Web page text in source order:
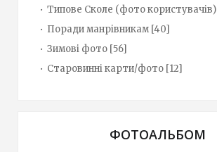
Типове Сколе (фото користувачів)
Поради манрівникам [40]
Зимові фото [56]
Старовинні карти/фото [12]
ФОТОАЛЬБОМ